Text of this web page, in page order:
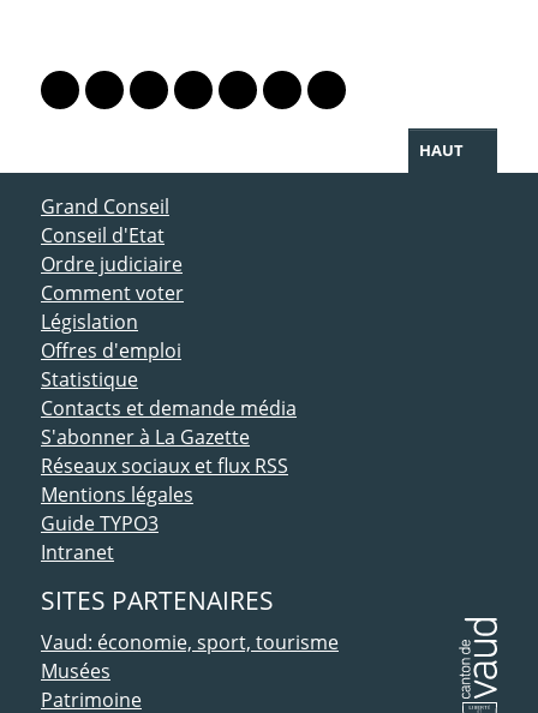
Lien vers le profil Mastodon
Lien vers le profil Bluesky
Lien vers le profil Instagram
Lien vers le profil Linkedin
Lien vers le profil Facebook
Lien vers le profil Twitter
Partager par WhatsApp
HAUT
ACCÈS DIRECT
Grand Conseil
Conseil d'Etat
Ordre judiciaire
Comment voter
Législation
Offres d'emploi
Statistique
Contacts et demande média
S'abonner à La Gazette
Réseaux sociaux et flux RSS
Mentions légales
Guide TYPO3
Intranet
SITES PARTENAIRES
Vaud: économie, sport, tourisme
Musées
Patrimoine